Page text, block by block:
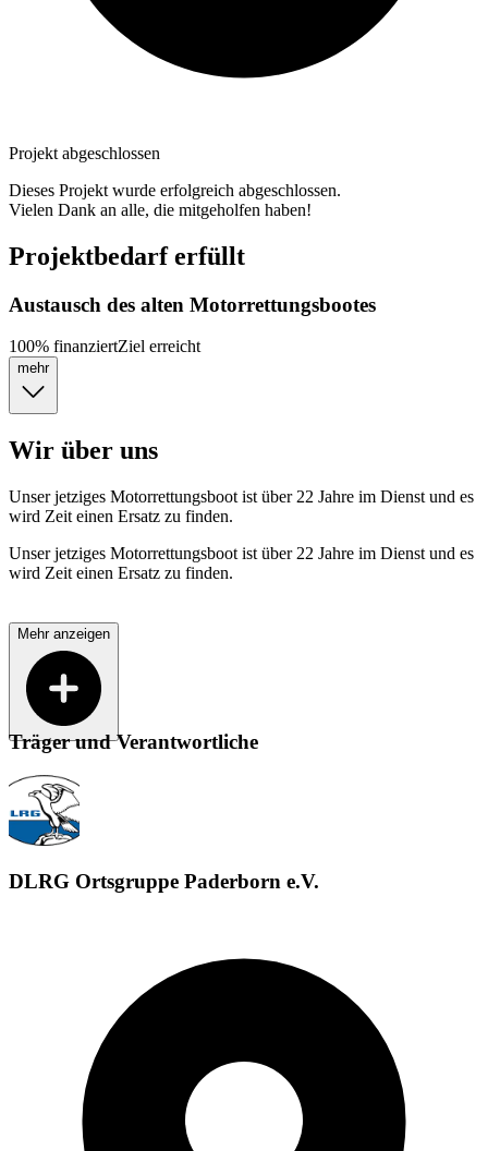
Projekt abgeschlossen
Dieses Projekt wurde erfolgreich abgeschlossen.
Vielen Dank an alle, die mitgeholfen haben!
Projektbedarf erfüllt
Austausch des alten Motorrettungsbootes
100% finanziertZiel erreicht
mehr
Wir über uns
Unser jetziges Motorrettungsboot ist über 22 Jahre im Dienst und es
wird Zeit einen Ersatz zu finden.
Unser jetziges Motorrettungsboot ist über 22 Jahre im Dienst und es
wird Zeit einen Ersatz zu finden.
Mehr anzeigen
Träger und Verantwortliche
DLRG Ortsgruppe Paderborn e.V.